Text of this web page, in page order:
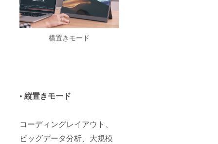
横置きモード
• 縦置きモード
コーディングレイアウト、
ビッグデータ分析、大規模